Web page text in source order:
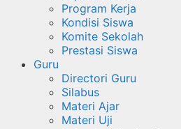
Program Kerja
Kondisi Siswa
Komite Sekolah
Prestasi Siswa
Guru
Directori Guru
Silabus
Materi Ajar
Materi Uji